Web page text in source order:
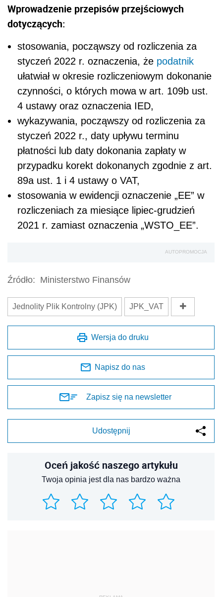
Wprowadzenie przepisów przejściowych
dotyczących:
stosowania, począwszy od rozliczenia za
styczeń 2022 r. oznaczenia, że podatnik
ułatwiał w okresie rozliczeniowym dokonanie
czynności, o których mowa w art. 109b ust.
4 ustawy oraz oznaczenia IED,
wykazywania, począwszy od rozliczenia za
styczeń 2022 r., daty upływu terminu
płatności lub daty dokonania zapłaty w
przypadku korekt dokonanych zgodnie z art.
89a ust. 1 i 4 ustawy o VAT,
stosowania w ewidencji oznaczenie „EE” w
rozliczeniach za miesiące lipiec-grudzień
2021 r. zamiast oznaczenia „WSTO_EE”.
AUTOPROMOCJA
Źródło: Ministerstwo Finansów
Jednolity Plik Kontrolny (JPK) JPK_VAT
Wersja do druku
Napisz do nas
Zapisz się na newsletter
Udostępnij
Oceń jakość naszego artykułu
Twoja opinia jest dla nas bardzo ważna